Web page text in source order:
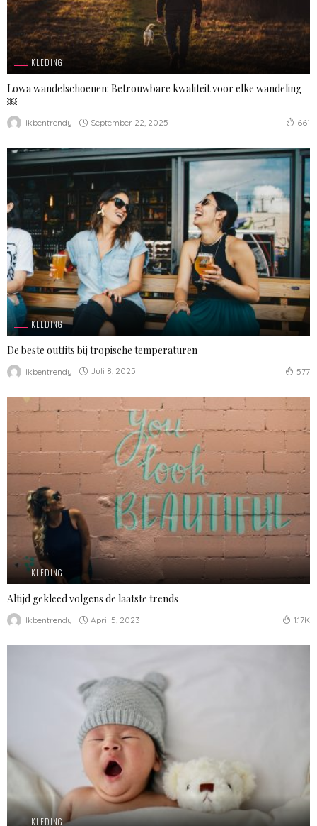
KLEDING
Lowa wandelschoenen: Betrouwbare kwaliteit voor elke wandeling
￼
Ikbentrendy September 22, 2025 661
KLEDING
De beste outfits bij tropische temperaturen
Ikbentrendy Juli 8, 2025 577
KLEDING
Altijd gekleed volgens de laatste trends
Ikbentrendy April 5, 2023 1.17K
KLEDING